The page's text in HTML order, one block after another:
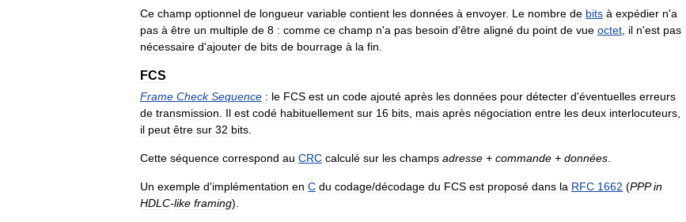
Ce champ optionnel de longueur variable contient les données à envoyer. Le nombre de bits à expédier n'a
pas à être un multiple de 8 : comme ce champ n'a pas besoin d'être aligné du point de vue octet il n'est pas
nécessaire d'ajouter de bits de bourrage à la fin
FCS
Frame Check Sequence : le FCS est un code ajouté après les données pour détecter d'éventuelles erreurs
de transmission Il est codé habituellement sur 16 bits mais après négociation entre les deux interlocuteurs
il peut être sur 32 bits
Cette séquence correspond au CRC calculé sur les champs adresse + commande + données
Un exemple d'implémentation en C du codage/décodage du FCS est proposé dans la RFC 1662 (PPP in
HDLC-like framing).